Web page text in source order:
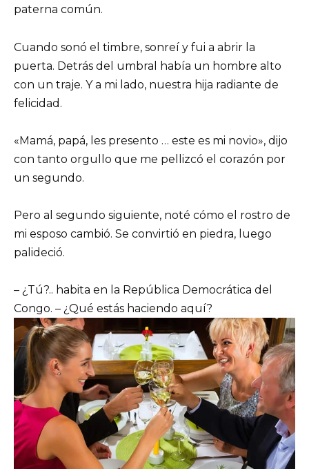
paterna común.
Cuando sonó el timbre, sonreí y fui a abrir la
puerta. Detrás del umbral había un hombre alto
con un traje. Y a mi lado, nuestra hija radiante de
felicidad.
«Mamá, papá, les presento … este es mi novio», dijo
con tanto orgullo que me pellizcó el corazón por
un segundo.
Pero al segundo siguiente, noté cómo el rostro de
mi esposo cambió. Se convirtió en piedra, luego
palideció.
– ¿Tú?.. habita en la República Democrática del
Congo. – ¿Qué estás haciendo aquí?